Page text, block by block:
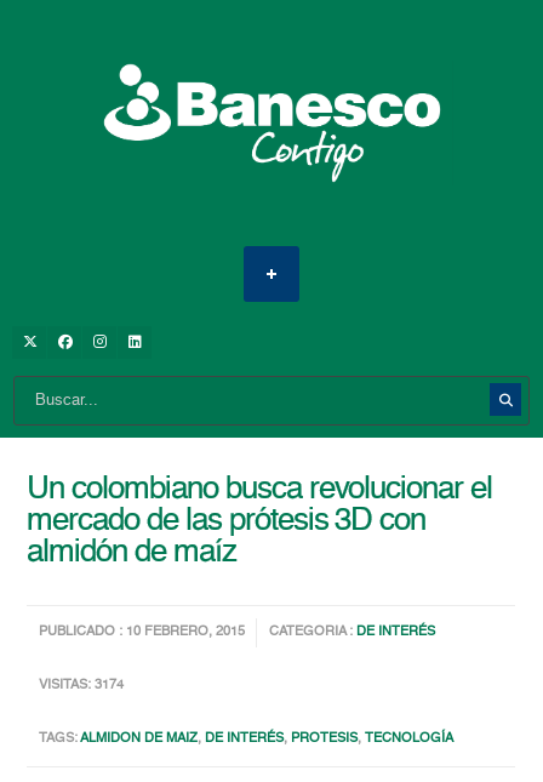
Un colombiano busca revolucionar el
mercado de las prótesis 3D con
almidón de maíz
PUBLICADO : 10 FEBRERO, 2015 CATEGORIA :DE INTERÉS
VISITAS: 3174
TAGS:ALMIDON DE MAIZ,DE INTERÉS, PROTESIS, TECNOLOGÍA